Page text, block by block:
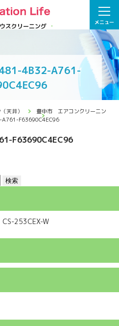
スクリーニング メニュー
4B32-A761-
天井）
豊中市 エアコンクリーニン
F63690C4EC96
F63690C4EC96
253CEX-W